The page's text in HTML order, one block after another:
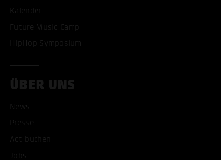
Kalender
Future Music Camp
HipHop Symposium
ÜBER UNS
News
Presse
Act buchen
Jobs